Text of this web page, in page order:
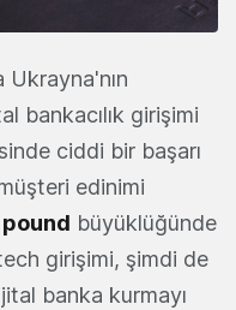
Ukrayna'nın
bankacılık girişimi
ciddi bir başarı
edinimi
büyüklüğünde
girişimi, şimdi de
banka kurmayı